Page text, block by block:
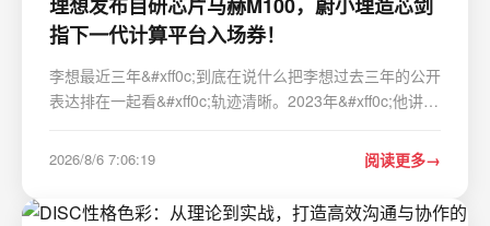
指下一代计算平台入场券！
李想最近三年&#xff0c;到底在说什么把李想过去三年的公开
表达排在一起看&#xff0c;轨迹清晰。2023年&#xff0c;他讲理
&#xff0c;卖点是产品定义和家庭场景。2024年开始&#xff0c;
2026/8/6 7:06:19 阅读更多